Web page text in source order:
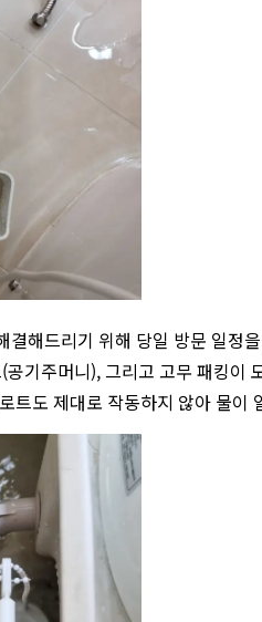
해드리기 위해 당일 방문 일정
기주머니), 그리고 고무 패킹이
트도 제대로 작동하지 않아 물